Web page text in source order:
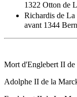
1322 Otton de
Richardis de
avant 1344
Mort d'Englebert II
Adolphe II de la